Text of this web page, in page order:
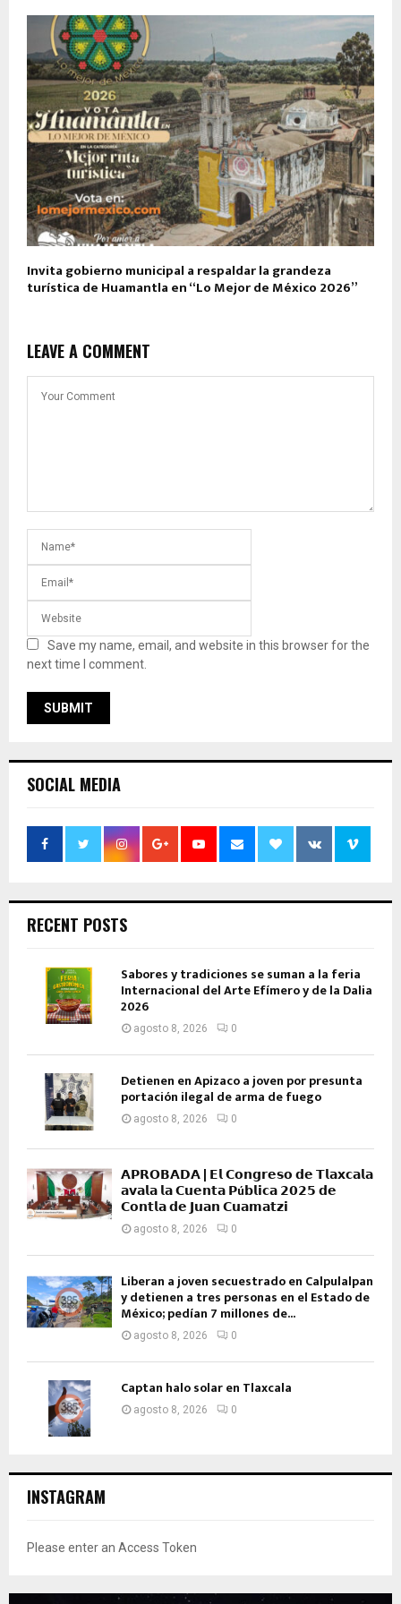
Invita gobierno municipal a respaldar la grandeza
turística de Huamantla en “Lo Mejor de México 2026”
LEAVE A COMMENT
Save my name, email, and website in this browser for the
next time I comment.
SOCIAL MEDIA
RECENT POSTS
Sabores y tradiciones se suman a la feria
Internacional del Arte Efímero y de la Dalia
2026
agosto 8, 2026 0
Detienen en Apizaco a joven por presunta
portación ilegal de arma de fuego
agosto 8, 2026 0
𝗔𝗣𝗥𝗢𝗕𝗔𝗗𝗔 | 𝗘𝗹 𝗖𝗼𝗻𝗴𝗿𝗲𝘀𝗼 𝗱𝗲 𝗧𝗹𝗮𝘅𝗰𝗮𝗹𝗮
𝗮𝘃𝗮𝗹𝗮 𝗹𝗮 𝗖𝘂𝗲𝗻𝘁𝗮 𝗣ú𝗯𝗹𝗶𝗰𝗮 𝟮𝟬𝟮𝟱 𝗱𝗲
𝗖𝗼𝗻𝘁𝗹𝗮 𝗱𝗲 𝗝𝘂𝗮𝗻 𝗖𝘂𝗮𝗺𝗮𝘁𝘇𝗶
agosto 8, 2026 0
Liberan a joven secuestrado en Calpulalpan
y detienen a tres personas en el Estado de
México; pedían 7 millones de...
agosto 8, 2026 0
Captan halo solar en Tlaxcala
agosto 8, 2026 0
INSTAGRAM
Please enter an Access Token